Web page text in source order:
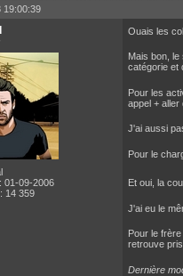
19:00:39
01-09-2006
14 359
Ouais les
Mais bon,
catégorie et
Pour les
appel + aller
J'ai aussi
Pour le
Et oui, la
J'ai eu le
Pour le
retrouve
Dernière